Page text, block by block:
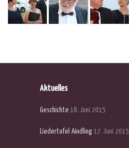
Aktuelles
Geschichte 18. Juni 2015
Liedertafel Aindling 17. Juni 2015